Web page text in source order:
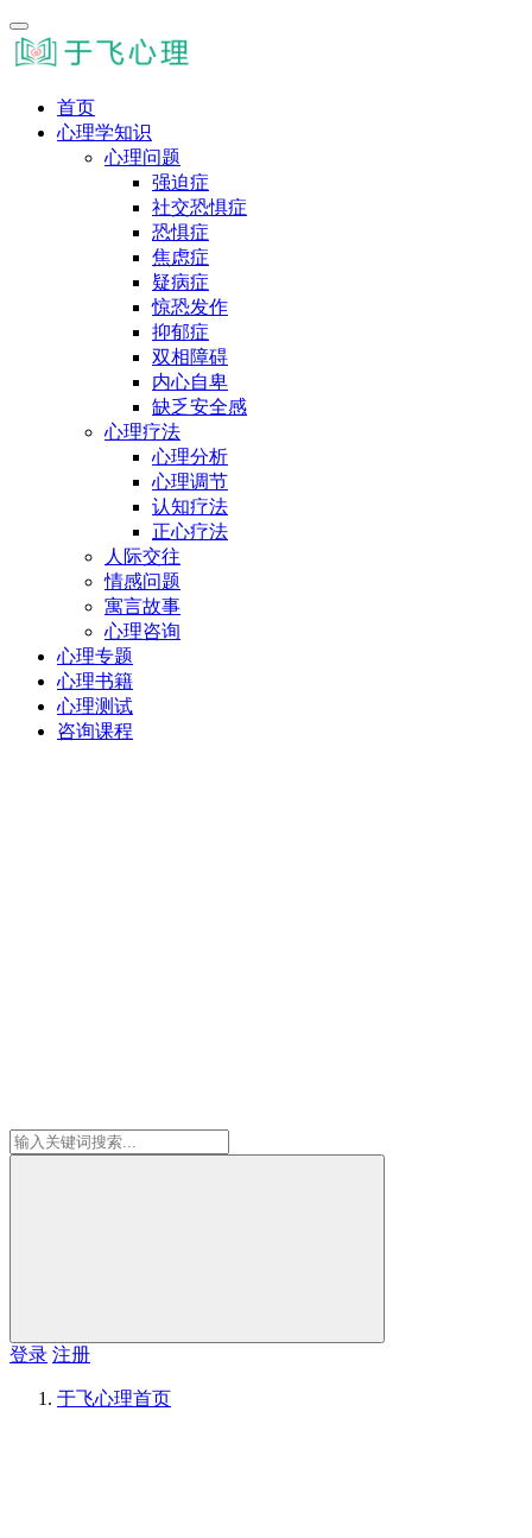
首页
心理学知识
心理问题
强迫症
社交恐惧症
恐惧症
焦虑症
疑病症
惊恐发作
抑郁症
双相障碍
内心自卑
缺乏安全感
心理疗法
心理分析
心理调节
认知疗法
正心疗法
人际交往
情感问题
寓言故事
心理咨询
心理专题
心理书籍
心理测试
咨询课程
登录 注册
于飞心理首页